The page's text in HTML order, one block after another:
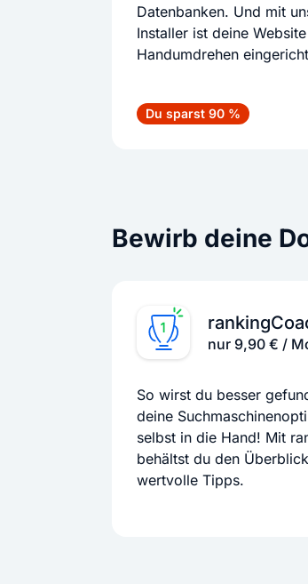
Datenbanken. Und mit
Installer ist deine
Handumdrehen
Du sparst 90 %
Bewirb deine
nur 9,90 € /
So wirst du besser
deine
selbst in die Hand! Mit
behältst du den
wertvolle Tipps.